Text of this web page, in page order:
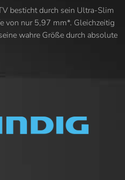
besticht durch sein Ultra-Slim
von nur 5,97 mm*. Gleichzeitig
wahre Größe durch absolute